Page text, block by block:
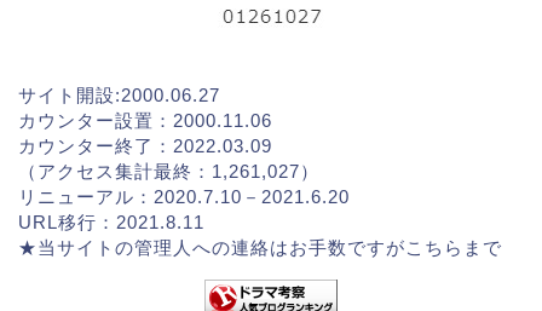
サイト開設:2000.06.27
カウンター設置：2000.11.06
カウンター終了：2022.03.09
（アクセス集計最終：1,261,027）
リニューアル：2020.7.10－2021.6.20
URL移行：2021.8.11
★当サイトの管理人への連絡はお手数ですがこちらまで